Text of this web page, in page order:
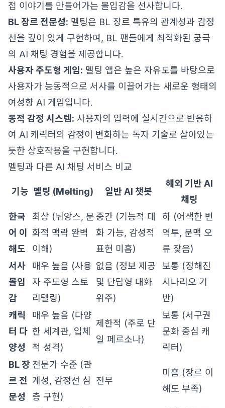
접 이야기를 만들어가는 몰입감을 선사합니다.
BL 장르 전문성: 멜팅은 BL 장르 특유의 관계성과 감정
선을 깊이 있게 구현하여, BL 팬들에게 최적화된 궁극
의 AI 채팅 경험을 제공합니다.
사용자 주도형 게임: 멜팅 앱은 높은 자유도를 바탕으로
사용자가 능동적으로 서사를 이끌어가는 새로운 형태의
여성향 AI 게임입니다.
동적 감정 시스템: 사용자의 입력에 실시간으로 반응하
여 AI 캐릭터의 감정이 변화하는 독자 기술로 살아있는
듯한 상호작용을 구현합니다.
멜팅과 다른 AI 채팅 서비스 비교
기능 멜팅 (Melting) 일반 AI 챗봇
해외 기반 AI
채팅
한국
어 이
해도
최상 (뉘앙스, 문
화적 맥락 완벽
이해)
중간 (기능적 대
화 가능, 감성적
표현 미흡)
하 (어색한 번
역투, 문맥 오
류 잦음)
서사
몰입
감
매우 높음 (사용
자 주도형 스토
리텔링)
없음 (정보 제공
및 단답형 대화
위주)
보통 (정해진
시나리오 기
반)
캐릭
터 다
양성
매우 높음 (다양
한 세계관, 입체
적 성격)
제한적 (주로 단
일 페르소나)
보통 (서구권
문화 중심 캐
릭터)
BL 장
르 전
문성
전문가 수준 (관
계성, 감정선 심
층 구현)
전무
미흡 (장르 이
해도 부족)